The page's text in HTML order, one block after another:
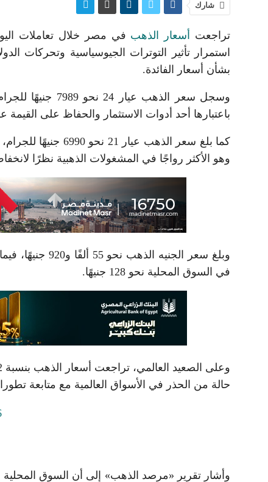
شارك
تراجعت أسعار الذهب
استمرار تأثير التوترات الجيوسياسية وتحركات
بشأن أسعار الفائدة.
باعتبارها أحد أدوات الاستثمار والحفاظ على
وهو الأكثر رواجًا في المشغولات الذهبية نظرًا
في السوق المحلية نحو 128 جنيهًا.
حالة من الحذر في الأسواق العالمية مع متابعة